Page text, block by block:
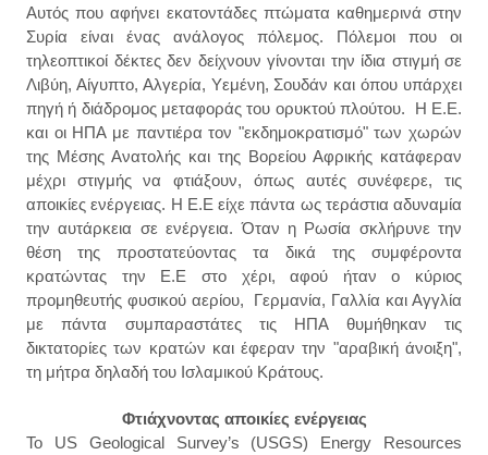
Αυτός που αφήνει εκατοντάδες πτώματα καθημερινά στην
Συρία είναι ένας ανάλογος πόλεμος. Πόλεμοι που οι
τηλεοπτικοί δέκτες δεν δείχνουν γίνονται την ίδια στιγμή σε
Λιβύη, Αίγυπτο, Αλγερία, Υεμένη, Σουδάν και όπου υπάρχει
πηγή ή διάδρομος μεταφοράς του ορυκτού πλούτου.
Η Ε.Ε.
και οι ΗΠΑ με παντιέρα τον "εκδημοκρατισμό" των χωρών
της Μέσης Ανατολής και της Βορείου Αφρικής κατάφεραν
μέχρι στιγμής να φτιάξουν, όπως αυτές συνέφερε, τις
αποικίες ενέργειας. Η Ε.Ε είχε πάντα ως τεράστια αδυναμία
την αυτάρκεια σε ενέργεια. Όταν η Ρωσία σκλήρυνε την
θέση της προστατεύοντας τα δικά της συμφέροντα
κρατώντας την Ε.Ε στο χέρι, αφού ήταν ο κύριος
προμηθευτής φυσικού αερίου, Γερμανία, Γαλλία και Αγγλία
με πάντα συμπαραστάτες τις ΗΠΑ θυμήθηκαν τις
δικτατορίες των κρατών και έφεραν την "αραβική άνοιξη",
τη μήτρα δηλαδή του Ισλαμικού Κράτους.
Φτιάχνοντας αποικίες ενέργειας
Το US Geological Survey’s (USGS) Energy Resources